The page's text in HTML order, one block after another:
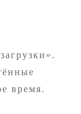
время.